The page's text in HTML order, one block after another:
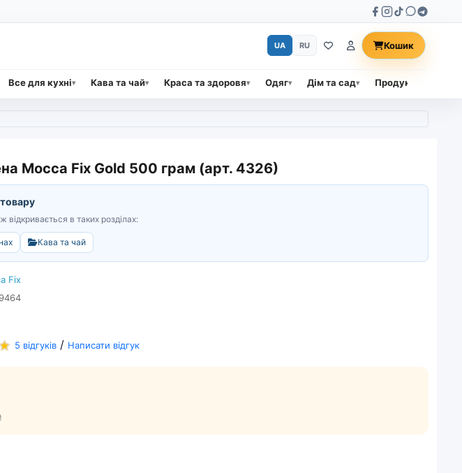
Все для кухні Кава та чай Краса та здоровя Одяг Дім та сад Продукти
UA RU Кошик
Mocca Fix Gold 500 грам (арт. 4326)
товару
відкривається в таких розділах:
Кава та чай
Fix
5 відгуків / Написати відгук